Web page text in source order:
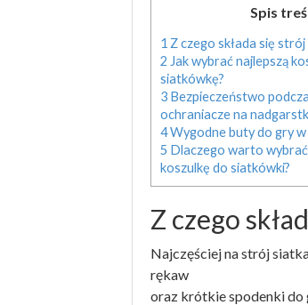
Spis
1 Z czego składa się
2 Jak wybrać najlepszą
siatkówkę?
3Bezpieczeństwo
ochraniacze na
4Wygodne buty do gry
5Dlaczego warto wybrać
koszulkę do siatkówki?
Z czego
Najczęściej na strój
rękaw
oraz krótkie spodenki do